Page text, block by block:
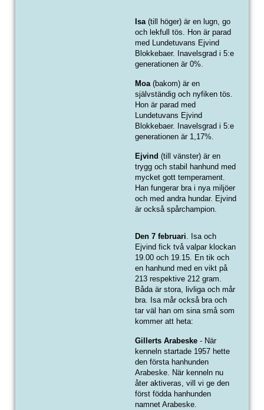
Isa(till höger) är en lugn, go
och lekfull tös. Hon är parad
med Lundetuvans Ejvind
Blokkebaer. Inavelsgrad i 5:e
generationen är 0%.
Moa(bakom) är en
självständig och nyfiken tös.
Hon är parad med
Lundetuvans Ejvind
Blokkebaer. Inavelsgrad i 5:e
generationen är 1,17%.
Ejvind (till vänster) är en
trygg och stabil hanhund med
mycket gott temperament.
Han fungerar bra i nya miljöer
och med andra hundar. Ejvind
är också spårchampion.
Den 7 februari. Isa och
Ejvind fick två valpar klockan
19.00 och 19.15. En tik och
en hanhund med en vikt på
213 respektive 212 gram.
Båda är stora, livliga och mår
bra. Isa mår också bra och
tar väl han om sina små som
kommer att heta:
Gillerts Arabeske- När
kenneln startade 1957 hette
den första hanhunden
Arabeske. När kenneln nu
åter aktiveras, vill vi ge den
först födda hanhunden
namnet Arabeske.